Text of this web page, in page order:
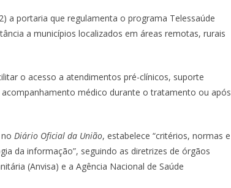
a portaria que regulamenta o programa Telessaúde
a municípios localizados em áreas remotas, rurais
o acesso a atendimentos pré-clínicos, suporte
médico durante o tratamento ou após
Diário Oficial da União, estabelece “critérios, normas e
da informação”, seguindo as diretrizes de órgãos
(Anvisa) e a Agência Nacional de Saúde